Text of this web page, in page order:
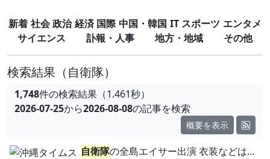
新着 社会 政治 経済 国際 中国・韓国 IT スポーツ エンタメ
サイエンス
訃報・人事 地方・地域 その他
検索結果 （自衛隊）
1,748件の検索結果（1.461秒）
2026-07-25から2026-08-08の記事を検索
概要を表示
自衛隊の全島エイサー出演 衣装などは「公費」で購入 まつり出演は「公務外」の位置付け